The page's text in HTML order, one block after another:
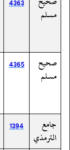
مسلم
صحيح
مسلم
4365
جامع
الترمذي
1394